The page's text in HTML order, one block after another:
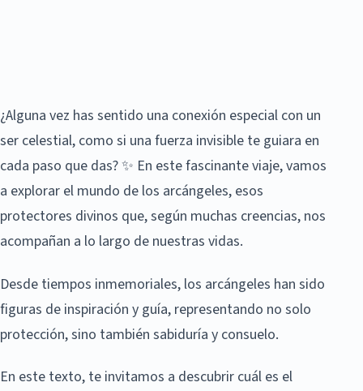
¿Alguna vez has sentido una conexión especial con un
ser celestial, como si una fuerza invisible te guiara en
cada paso que das? ✨ En este fascinante viaje, vamos
a explorar el mundo de los arcángeles, esos
protectores divinos que, según muchas creencias, nos
acompañan a lo largo de nuestras vidas.
Desde tiempos inmemoriales, los arcángeles han sido
figuras de inspiración y guía, representando no solo
protección, sino también sabiduría y consuelo.
En este texto, te invitamos a descubrir cuál es el